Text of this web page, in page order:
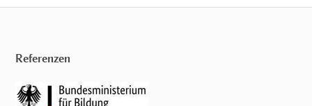
Referenzen